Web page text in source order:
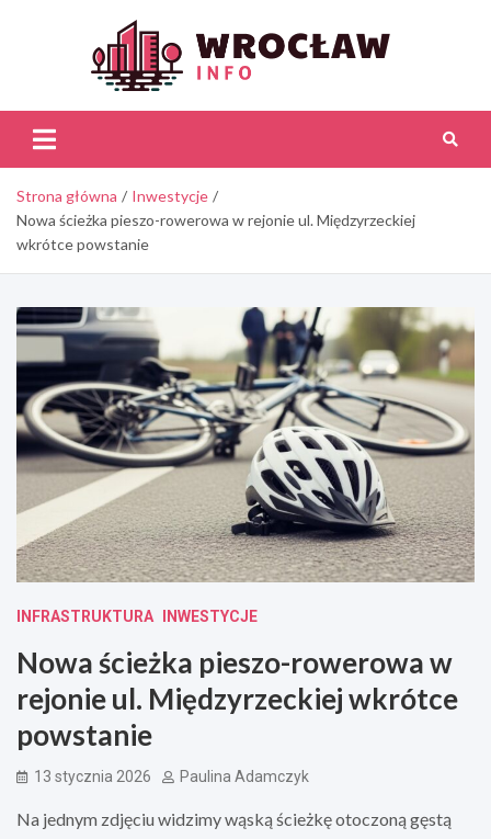
Strona główna
Inwestycje
Nowa ścieżka pieszo-rowerowa w rejonie ul. Międzyrzeckiej
wkrótce powstanie
INFRASTRUKTURA INWESTYCJE
Nowa ścieżka pieszo-rowerowa w
rejonie ul. Międzyrzeckiej wkrótce
powstanie
13 stycznia 2026 Paulina Adamczyk
Na jednym zdjęciu widzimy wąską ścieżkę otoczoną gęstą